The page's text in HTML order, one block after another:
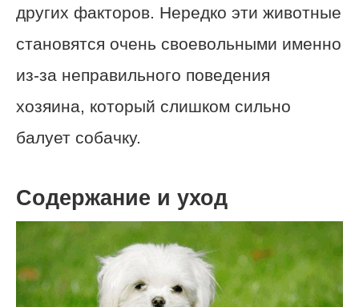
других факторов. Нередко эти животные
становятся очень своевольными именно
из-за неправильного поведения
хозяина, который слишком сильно
балует собачку.
Содержание и уход